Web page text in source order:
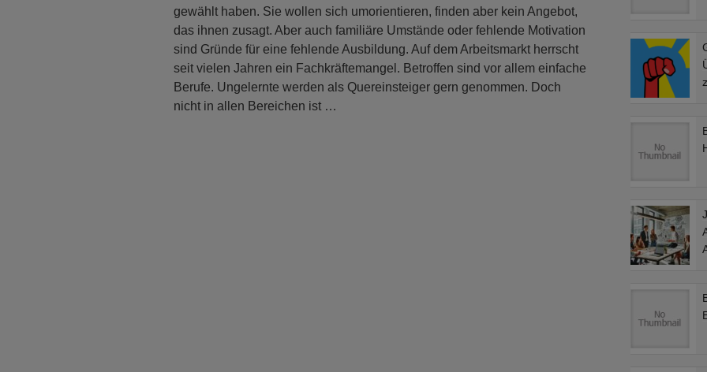
gewählt haben. Sie wollen sich umorientieren, finden aber kein Angebot,
das ihnen zusagt. Aber auch familiäre Umstände oder fehlende Motivation
sind Gründe für eine fehlende Ausbildung. Auf dem Arbeitsmarkt herrscht
seit vielen Jahren ein Fachkräftemangel. Betroffen sind vor allem einfache
Berufe. Ungelernte werden als Quereinsteiger gern genommen. Doch
nicht in allen Bereichen ist …